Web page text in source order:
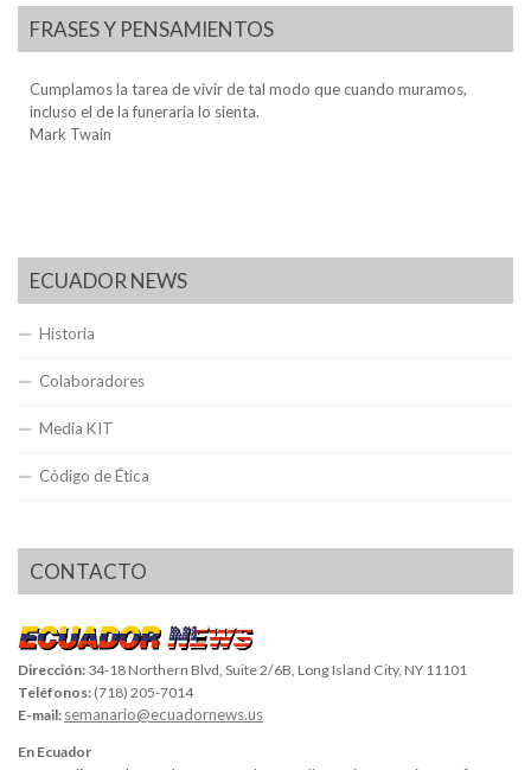
FRASES Y PENSAMIENTOS
Cumplamos la tarea de vivir de tal modo que cuando muramos,
incluso el de la funeraria lo sienta.
Mark Twain
ECUADOR NEWS
Historia
Colaboradores
Media KIT
Código de Ética
CONTACTO
Dirección: 34-18 Northern Blvd, Suite 2/6B, Long Island City, NY 11101
Teléfonos: (718) 205-7014
E-mail: semanario@ecuadornews.us
En Ecuador